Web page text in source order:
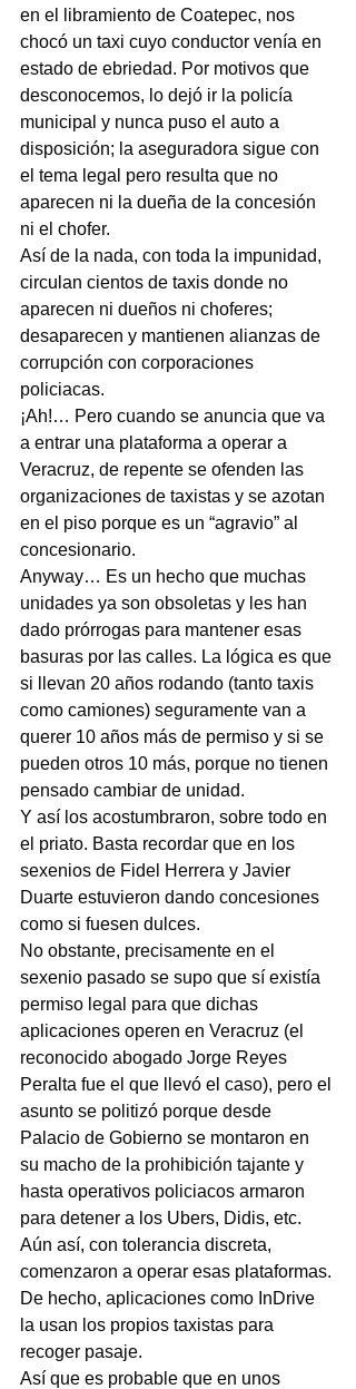
en el libramiento de Coatepec, nos
chocó un taxi cuyo conductor venía en
estado de ebriedad. Por motivos que
desconocemos, lo dejó ir la policía
municipal y nunca puso el auto a
disposición; la aseguradora sigue con
el tema legal pero resulta que no
aparecen ni la dueña de la concesión
ni el chofer.
Así de la nada, con toda la impunidad,
circulan cientos de taxis donde no
aparecen ni dueños ni choferes;
desaparecen y mantienen alianzas de
corrupción con corporaciones
policiacas.
¡Ah!… Pero cuando se anuncia que va
a entrar una plataforma a operar a
Veracruz, de repente se ofenden las
organizaciones de taxistas y se azotan
en el piso porque es un “agravio” al
concesionario.
Anyway… Es un hecho que muchas
unidades ya son obsoletas y les han
dado prórrogas para mantener esas
basuras por las calles. La lógica es que
si llevan 20 años rodando (tanto taxis
como camiones) seguramente van a
querer 10 años más de permiso y si se
pueden otros 10 más, porque no tienen
pensado cambiar de unidad.
Y así los acostumbraron, sobre todo en
el priato. Basta recordar que en los
sexenios de Fidel Herrera y Javier
Duarte estuvieron dando concesiones
como si fuesen dulces.
No obstante, precisamente en el
sexenio pasado se supo que sí existía
permiso legal para que dichas
aplicaciones operen en Veracruz (el
reconocido abogado Jorge Reyes
Peralta fue el que llevó el caso), pero el
asunto se politizó porque desde
Palacio de Gobierno se montaron en
su macho de la prohibición tajante y
hasta operativos policiacos armaron
para detener a los Ubers, Didis, etc.
Aún así, con tolerancia discreta,
comenzaron a operar esas plataformas.
De hecho, aplicaciones como InDrive
la usan los propios taxistas para
recoger pasaje.
Así que es probable que en unos